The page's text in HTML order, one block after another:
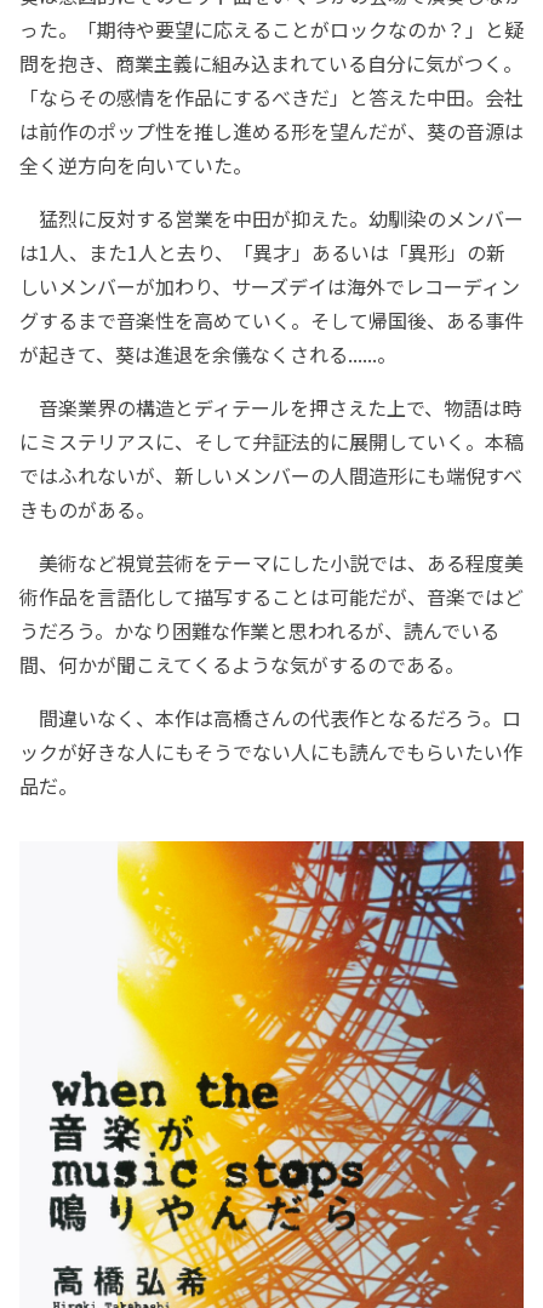
った。「期待や要望に応えることがロックなのか？」と疑
問を抱き、商業主義に組み込まれている自分に気がつく。
「ならその感情を作品にするべきだ」と答えた中田。会社
は前作のポップ性を推し進める形を望んだが、葵の音源は
全く逆方向を向いていた。
猛烈に反対する営業を中田が抑えた。幼馴染のメンバー
は1人、また1人と去り、「異才」あるいは「異形」の新
しいメンバーが加わり、サーズデイは海外でレコーディン
グするまで音楽性を高めていく。そして帰国後、ある事件
が起きて、葵は進退を余儀なくされる......。
音楽業界の構造とディテールを押さえた上で、物語は時
にミステリアスに、そして弁証法的に展開していく。本稿
ではふれないが、新しいメンバーの人間造形にも端倪すべ
きものがある。
美術など視覚芸術をテーマにした小説では、ある程度美
術作品を言語化して描写することは可能だが、音楽ではど
うだろう。かなり困難な作業と思われるが、読んでいる
間、何かが聞こえてくるような気がするのである。
間違いなく、本作は高橋さんの代表作となるだろう。ロ
ックが好きな人にもそうでない人にも読んでもらいたい作
品だ。